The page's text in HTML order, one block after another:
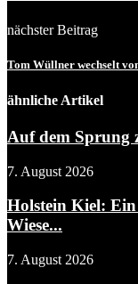
nächster Beitrag
Tom Wüllner wechselt
ähnliche Artikel
Auf dem Sprung
7. August 2026
Holstein Kiel: Ein
Wiese...
7. August 2026